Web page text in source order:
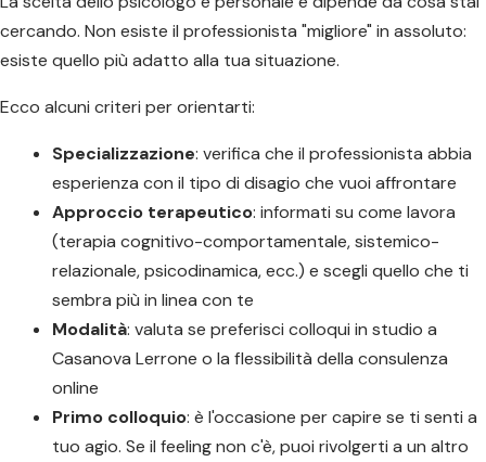
cercando. Non esiste il professionista "migliore" in assoluto:
esiste quello più adatto alla tua situazione.
Ecco alcuni criteri per orientarti:
Specializzazione: verifica che il professionista abbia
esperienza con il tipo di disagio che vuoi affrontare
Approccio terapeutico: informati su come lavora
(terapia cognitivo-comportamentale, sistemico-
relazionale, psicodinamica, ecc.) e scegli quello che ti
sembra più in linea con te
Modalità: valuta se preferisci colloqui in studio a
Casanova Lerrone o la flessibilità della consulenza
online
Primo colloquio: è l'occasione per capire se ti senti a
tuo agio. Se il feeling non c'è, puoi rivolgerti a un altro